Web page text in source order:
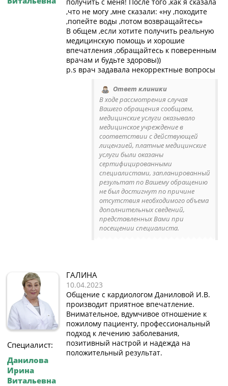
,что не могу ,мне сказали: «ну ,походите
,попейте воды ,потом возвращайтесь»
В общем ,если хотите получить реальную
медицинскую помощь и хорошие
впечатления ,обращайтесь к поверенным
врачам и будьте здоровы))
p.s врач задавала некорректные вопросы
Ответ клиники
В ходе рассмотрения случая
Вашего обращения сообщаем,
медицинские услуги оказывало
медицинское учреждение в
соответствии с действующей
лицензией, платные медицинские
услуги были оказаны
сертифицированными
специалистами, запланированный
результат по Вашему обращению
не был достигнут по причине
отсутствия необходимого объема
дополнительных сведений,
представленных Вами при
посещении специалиста.
Специалист:
Данилова
Ирина
Витальевна
ГАЛИНА
10.04.2023
Общение с кардиологом Даниловой И.В.
производит приятное впечатление.
Внимательное, вдумчивое отношение к
пожилому пациенту, профессиональный
подход к лечению заболевания,
позитивный настрой и надежда на
положительный результат.